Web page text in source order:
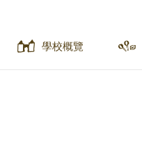
學校概覽